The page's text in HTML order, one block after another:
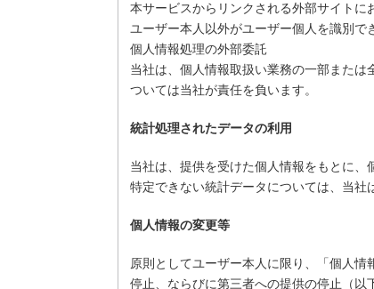
本サービスからリンクされる外部サイト
ユーザー本人以外がユーザー個人を識別
個人情報処理の外部委託
当社は、個人情報取扱い業務の一部また
ついては当社が責任を負います。
統計処理されたデータの利用
当社は、提供を受けた個人情報をもとに
特定できない統計データについては、当社
個人情報の変更等
原則としてユーザー本人に限り、「個人
停止、ならびに第三者への提供の停止（